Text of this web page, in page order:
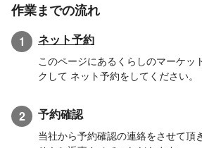
作業までの流れ
1 ネット予約
このページにあるくらしのマーケッ
クして ネット予約をしてください。
2 予約確認
当社から予約確認の連絡をさせて頂